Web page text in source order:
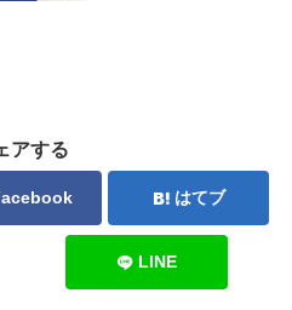
アする
はてブ
LINE